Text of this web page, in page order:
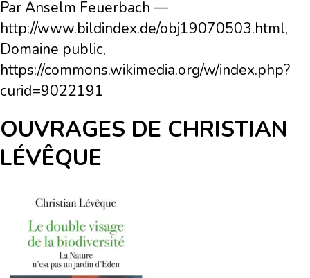
Par Anselm Feuerbach —
http://www.bildindex.de/obj19070503.html,
Domaine public,
https://commons.wikimedia.org/w/index.php?
curid=9022191
OUVRAGES DE CHRISTIAN
LÉVÊQUE